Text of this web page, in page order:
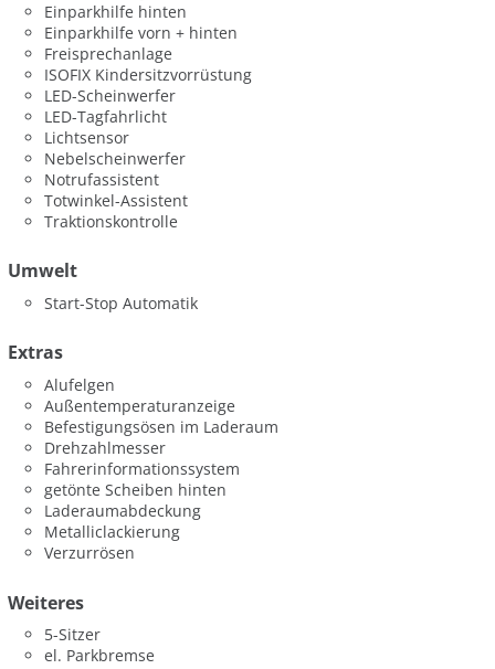
Einparkhilfe hinten
Einparkhilfe vorn + hinten
Freisprechanlage
ISOFIX Kindersitzvorrüstung
LED-Scheinwerfer
LED-Tagfahrlicht
Lichtsensor
Nebelscheinwerfer
Notrufassistent
Totwinkel-Assistent
Traktionskontrolle
Umwelt
Start-Stop Automatik
Extras
Alufelgen
Außentemperaturanzeige
Befestigungsösen im Laderaum
Drehzahlmesser
Fahrerinformationssystem
getönte Scheiben hinten
Laderaumabdeckung
Metalliclackierung
Verzurrösen
Weiteres
5-Sitzer
el. Parkbremse